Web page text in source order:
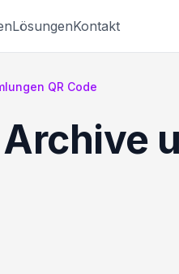
LösungenKontakt
QR Code